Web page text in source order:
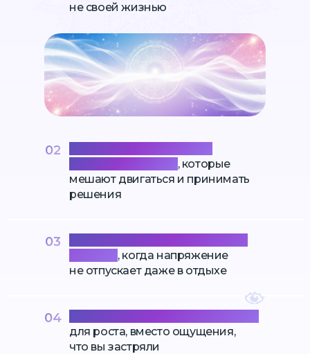
02
03
04
не своей жизнью
, которые
мешают двигаться и принимать
решения
, когда напряжение
не отпускает даже в отдыхе
для роста, вместо ощущения,
что вы застряли